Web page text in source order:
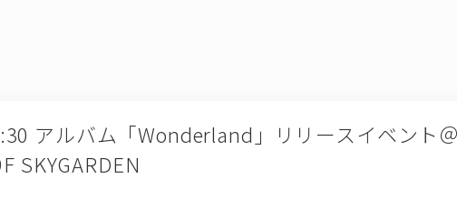
アルバム「Wonderland」リリースイベント
SKYGARDEN